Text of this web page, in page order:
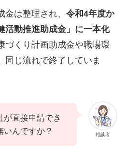
は整理され、 令和4年度か
活動推進助成金」に一本化
づくり計画助成金や職場環
同じ流れで終了していま
相談者
が直接申請でき
いんですか？